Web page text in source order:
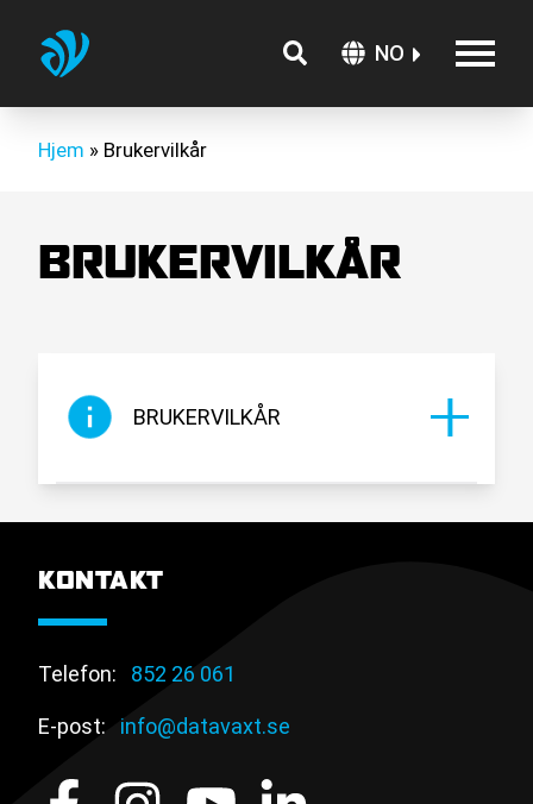
NO
Hjem » Brukervilkår
BRUKERVILKÅR
BRUKERVILKÅR
KONTAKT
Telefon: 852 26 061
E-post: info@datavaxt.se